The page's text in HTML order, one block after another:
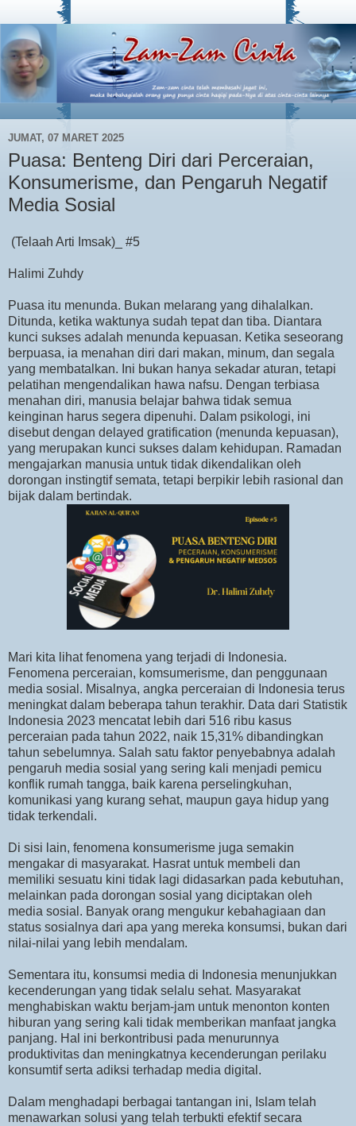
JUMAT, 07 MARET 2025
Puasa: Benteng Diri dari Perceraian,
Konsumerisme, dan Pengaruh Negatif
Media Sosial
(Telaah Arti Imsak)_ #5
Halimi Zuhdy
Puasa itu menunda. Bukan melarang yang dihalalkan.
Ditunda, ketika waktunya sudah tepat dan tiba. Diantara
kunci sukses adalah menunda kepuasan. Ketika seseorang
berpuasa, ia menahan diri dari makan, minum, dan segala
yang membatalkan. Ini bukan hanya sekadar aturan, tetapi
pelatihan mengendalikan hawa nafsu. Dengan terbiasa
menahan diri, manusia belajar bahwa tidak semua
keinginan harus segera dipenuhi. Dalam psikologi, ini
disebut dengan delayed gratification (menunda kepuasan),
yang merupakan kunci sukses dalam kehidupan. Ramadan
mengajarkan manusia untuk tidak dikendalikan oleh
dorongan instingtif semata, tetapi berpikir lebih rasional dan
bijak dalam bertindak.
Mari kita lihat fenomena yang terjadi di Indonesia.
Fenomena perceraian, komsumerisme, dan penggunaan
media sosial. Misalnya, angka perceraian di Indonesia terus
meningkat dalam beberapa tahun terakhir. Data dari Statistik
Indonesia 2023 mencatat lebih dari 516 ribu kasus
perceraian pada tahun 2022, naik 15,31% dibandingkan
tahun sebelumnya. Salah satu faktor penyebabnya adalah
pengaruh media sosial yang sering kali menjadi pemicu
konflik rumah tangga, baik karena perselingkuhan,
komunikasi yang kurang sehat, maupun gaya hidup yang
tidak terkendali.
Di sisi lain, fenomena konsumerisme juga semakin
mengakar di masyarakat. Hasrat untuk membeli dan
memiliki sesuatu kini tidak lagi didasarkan pada kebutuhan,
melainkan pada dorongan sosial yang diciptakan oleh
media sosial. Banyak orang mengukur kebahagiaan dan
status sosialnya dari apa yang mereka konsumsi, bukan dari
nilai-nilai yang lebih mendalam.
Sementara itu, konsumsi media di Indonesia menunjukkan
kecenderungan yang tidak selalu sehat. Masyarakat
menghabiskan waktu berjam-jam untuk menonton konten
hiburan yang sering kali tidak memberikan manfaat jangka
panjang. Hal ini berkontribusi pada menurunnya
produktivitas dan meningkatnya kecenderungan perilaku
konsumtif serta adiksi terhadap media digital.
Dalam menghadapi berbagai tantangan ini, Islam telah
menawarkan solusi yang telah terbukti efektif secara